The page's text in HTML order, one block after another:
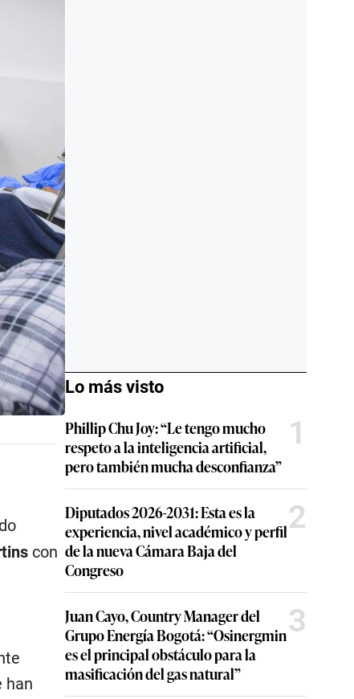
con
han
Lo más visto
Phillip Chu Joy: “Le tengo mucho
respeto a la inteligencia artificial,
pero también mucha desconfianza”
1
Diputados 2026-2031: Esta es la
experiencia, nivel académico y perfil
de la nueva Cámara Baja del
Congreso
2
Juan Cayo, Country Manager del
Grupo Energía Bogotá: “Osinergmin
es el principal obstáculo para la
masificación del gas natural”
3